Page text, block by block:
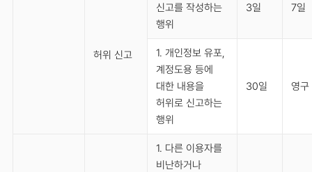
허위 신고
신고를 작성하는
행위
3일 7일
1. 개인정보 유포,
계정도용 등에
대한 내용을
허위로 신고하는
행위
30일 영구
1. 다른 이용자를
비난하거나